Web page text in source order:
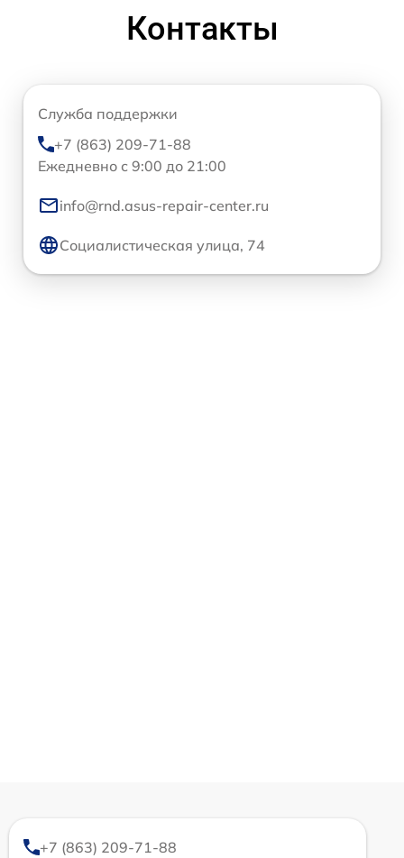
Контакты
Служба поддержки
+7 (863) 209-71-88
Ежедневно с 9:00 до 21:00
info@rnd.asus-repair-center.ru
Социалистическая улица, 74
+7 (863) 209-71-88